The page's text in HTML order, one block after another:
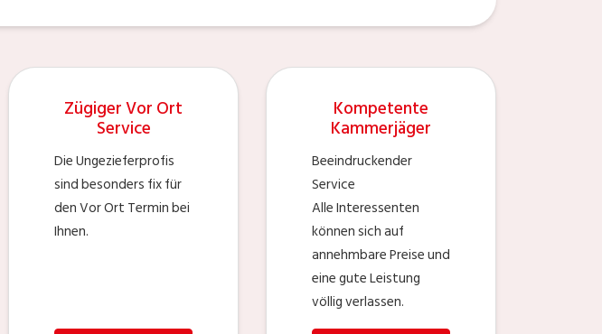
Zügiger Vor Ort
Service
Die Ungezieferprofis
sind besonders fix für
den Vor Ort Termin bei
Ihnen.
Kompetente
Kammerjäger
Beeindruckender
Service
Alle Interessenten
können sich auf
annehmbare Preise und
eine gute Leistung
völlig verlassen.